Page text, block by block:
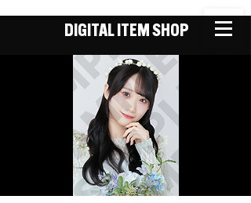
DIGITAL ITEM SHOP